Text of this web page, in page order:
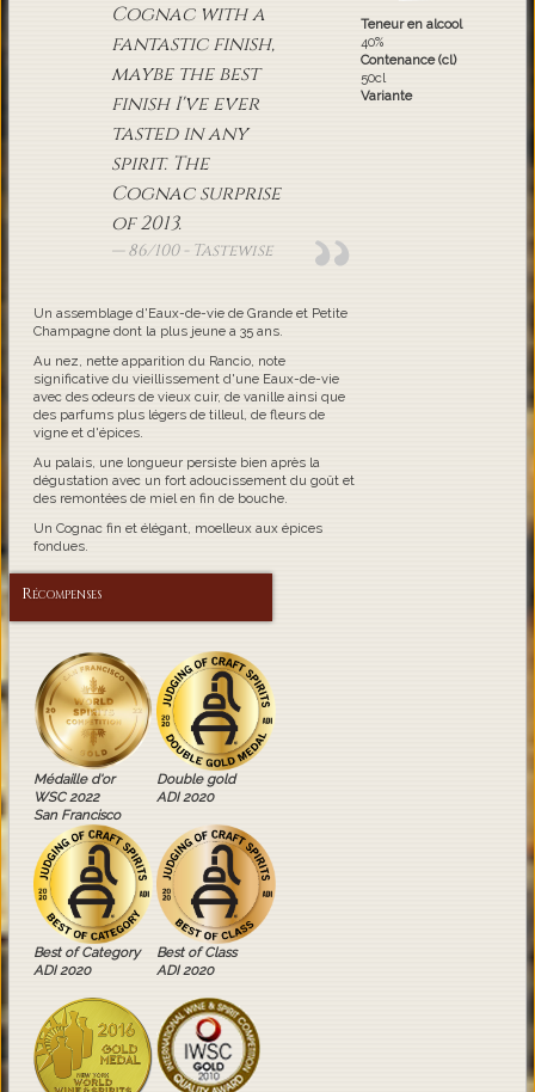
Cognac with a
fantastic finish,
maybe the best
finish I've ever
tasted in any
spirit. The
Cognac surprise
of 2013.
86/100 - Tastewise
Un assemblage d'Eaux-de-vie de Grande et Petite
Champagne dont la plus jeune a 35 ans.
Au nez, nette apparition du Rancio, note
significative du vieillissement d'une Eaux-de-vie
avec des odeurs de vieux cuir, de vanille ainsi que
des parfums plus légers de tilleul, de fleurs de
vigne et d'épices.
Au palais, une longueur persiste bien après la
dégustation avec un fort adoucissement du goût et
des remontées de miel en fin de bouche.
Un Cognac fin et élégant, moelleux aux épices
fondues.
Récompenses
Médaille d'or
WSC 2022
San Francisco
Double gold
ADI 2020
Best of Category
ADI 2020
Best of Class
ADI 2020
Teneur en alcool
40%
Contenance (cl)
50cl
Variante